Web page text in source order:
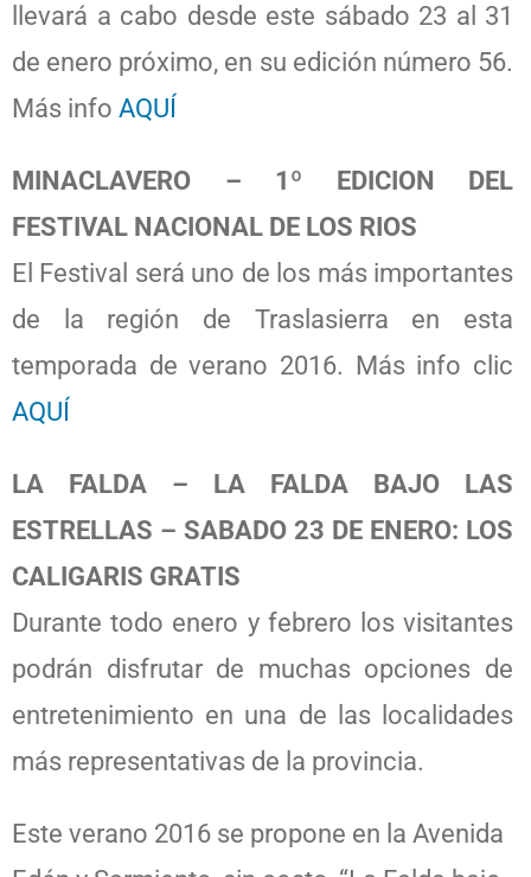
llevará a cabo desde este sábado 23 al 31
de enero próximo, en su edición número 56.
Más info AQUÍ
MINACLAVERO – 1º EDICION DEL
FESTIVAL NACIONAL DE LOS RIOS
El Festival será uno de los más importantes
de la región de Traslasierra en esta
temporada de verano 2016. Más info clic
AQUÍ
LA FALDA – LA FALDA BAJO LAS
ESTRELLAS – SABADO 23 DE ENERO: LOS
CALIGARIS GRATIS
Durante todo enero y febrero los visitantes
podrán disfrutar de muchas opciones de
entretenimiento en una de las localidades
más representativas de la provincia.
Este verano 2016 se propone en la Avenida